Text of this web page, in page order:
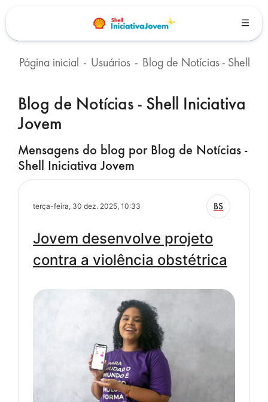
Página inicial Usuários
Blocos
Blog de Notícias - Shell Iniciativa
Jovem
Mensagens do blog por Blog de Notícias -
Shell Iniciativa Jovem
terça-feira, 30 dez. 2025, 10:33 BS
Jovem desenvolve projeto
contra a violência obstétrica